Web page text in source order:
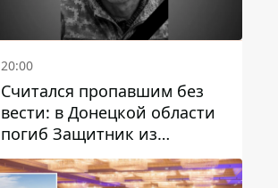
20:00
Считался пропавшим без
вести: в Донецкой области
погиб Защитник из
Каменского Антон
Красовский